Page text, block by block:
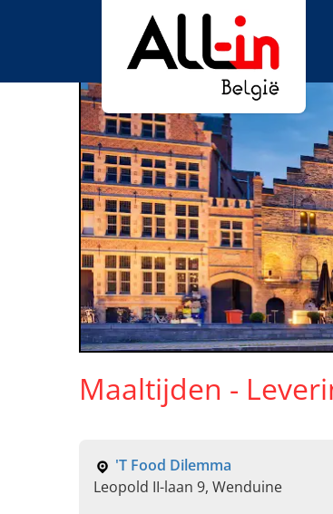
Maaltijden -
'T Food Dilemma
Leopold II-laan 9, Wenduine